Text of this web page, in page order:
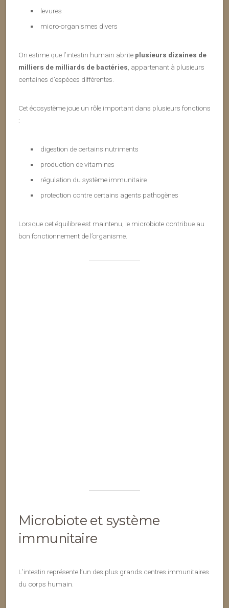
levures
micro-organismes divers
On estime que l’intestin humain abrite plusieurs dizaines de
milliers de milliards de bactéries , appartenant à plusieurs
centaines d’espèces différentes.
Cet écosystème joue un rôle important dans plusieurs fonctions
:
digestion de certains nutriments
production de vitamines
régulation du système immunitaire
protection contre certains agents pathogènes
Lorsque cet équilibre est maintenu, le microbiote contribue au
bon fonctionnement de l’organisme.
Microbiote et système
immunitaire
L’intestin représente l’un des plus grands centres immunitaires
du corps humain.